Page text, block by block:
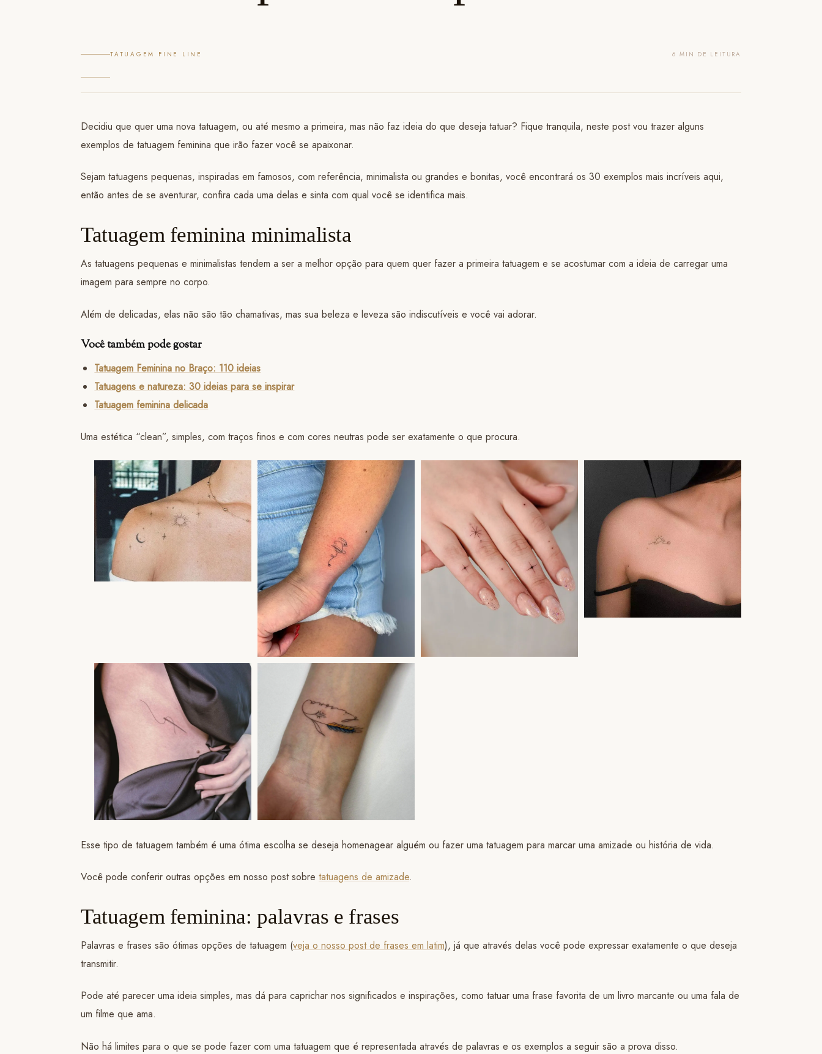
TATUAGEM FINE LINE 6 MIN DE LEITURA
Decidiu que quer uma nova tatuagem, ou até mesmo a primeira, mas não faz ideia do que deseja tatuar? Fique tranquila, neste post vou trazer alguns
exemplos de tatuagem feminina que irão fazer você se apaixonar.
Sejam tatuagens pequenas, inspiradas em famosos, com referência, minimalista ou grandes e bonitas, você encontrará os 30 exemplos mais incríveis aqui,
então antes de se aventurar, confira cada uma delas e sinta com qual você se identifica mais.
Tatuagem feminina minimalista
As tatuagens pequenas e minimalistas tendem a ser a melhor opção para quem quer fazer a primeira tatuagem e se acostumar com a ideia de carregar uma
imagem para sempre no corpo.
Além de delicadas, elas não são tão chamativas, mas sua beleza e leveza são indiscutíveis e você vai adorar.
Você também pode gostar
Tatuagem Feminina no Braço: 110 ideias
Tatuagens e natureza: 30 ideias para se inspirar
Tatuagem feminina delicada
Uma estética “clean”, simples, com traços finos e com cores neutras pode ser exatamente o que procura.
Esse tipo de tatuagem também é uma ótima escolha se deseja homenagear alguém ou fazer uma tatuagem para marcar uma amizade ou história de vida.
Você pode conferir outras opções em nosso post sobre tatuagens de amizade.
Tatuagem feminina: palavras e frases
Palavras e frases são ótimas opções de tatuagem (veja o nosso post de frases em latim), já que através delas você pode expressar exatamente o que deseja
transmitir.
Pode até parecer uma ideia simples, mas dá para caprichar nos significados e inspirações, como tatuar uma frase favorita de um livro marcante ou uma fala de
um filme que ama.
Não há limites para o que se pode fazer com uma tatuagem que é representada através de palavras e os exemplos a seguir são a prova disso.